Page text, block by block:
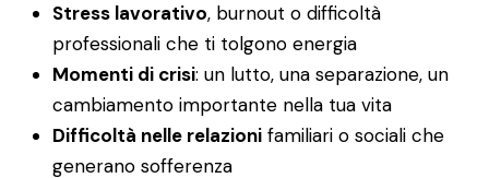
Stress lavorativo, burnout o difficoltà
professionali che ti tolgono energia
Momenti di crisi: un lutto, una separazione, un
cambiamento importante nella tua vita
Difficoltà nelle relazioni familiari o sociali che
generano sofferenza